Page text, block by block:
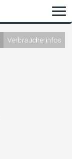
Verbraucherinfos